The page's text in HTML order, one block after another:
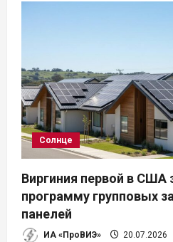
активов
Солнце
Виргиния первой в США
программу групповых
панелей
ИА «ПроВИЭ» 20.07.2026